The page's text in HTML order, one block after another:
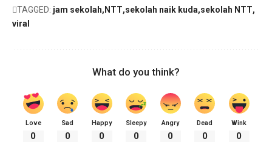
TAGGED: jam sekolah NTT sekolah naik kuda sekolah NTT
viral
What do you think?
Love
0
Sad
0
Happy
0
Sleepy
0
Angry
0
Dead
0
Wink
0